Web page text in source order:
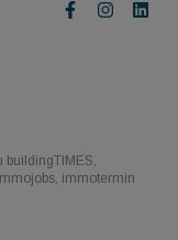
immotermin